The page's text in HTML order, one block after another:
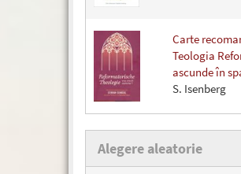
Carte
Teologia
ascunde în
S. Isenberg
Alegere aleatorie